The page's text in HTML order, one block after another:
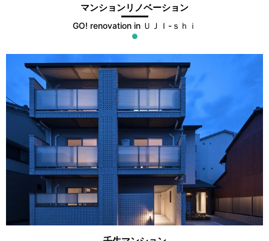
マンションリノベーション
GO! renovation in ＵＪＩ-ｓｈｉ
●